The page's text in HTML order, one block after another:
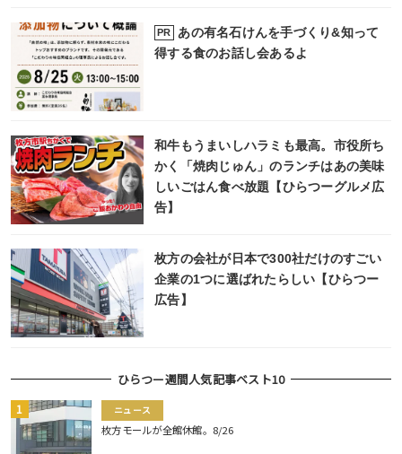
PR
あの有名石けんを手づくり&知って
得する食のお話し会あるよ
和牛もうまいしハラミも最高。市役所ち
かく「焼肉じゅん」のランチはあの美味
しいごはん食べ放題【ひらつーグルメ広
告】
枚方の会社が日本で300社だけのすごい
企業の1つに選ばれたらしい【ひらつー
広告】
ひらつー週間人気記事ベスト10
ニュース
枚方モールが全館休館。8/26